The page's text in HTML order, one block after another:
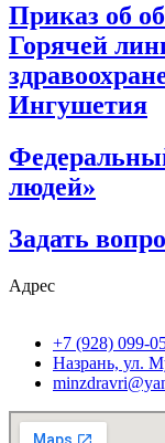
Приказ об
Горячей
Ингушетия
людей»
Задать
Адрес
+7 (928) 099-
Назрань, ул.